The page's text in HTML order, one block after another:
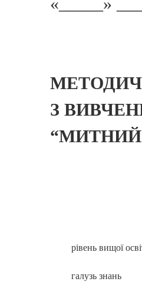
З
рівень вищої
галузь знань